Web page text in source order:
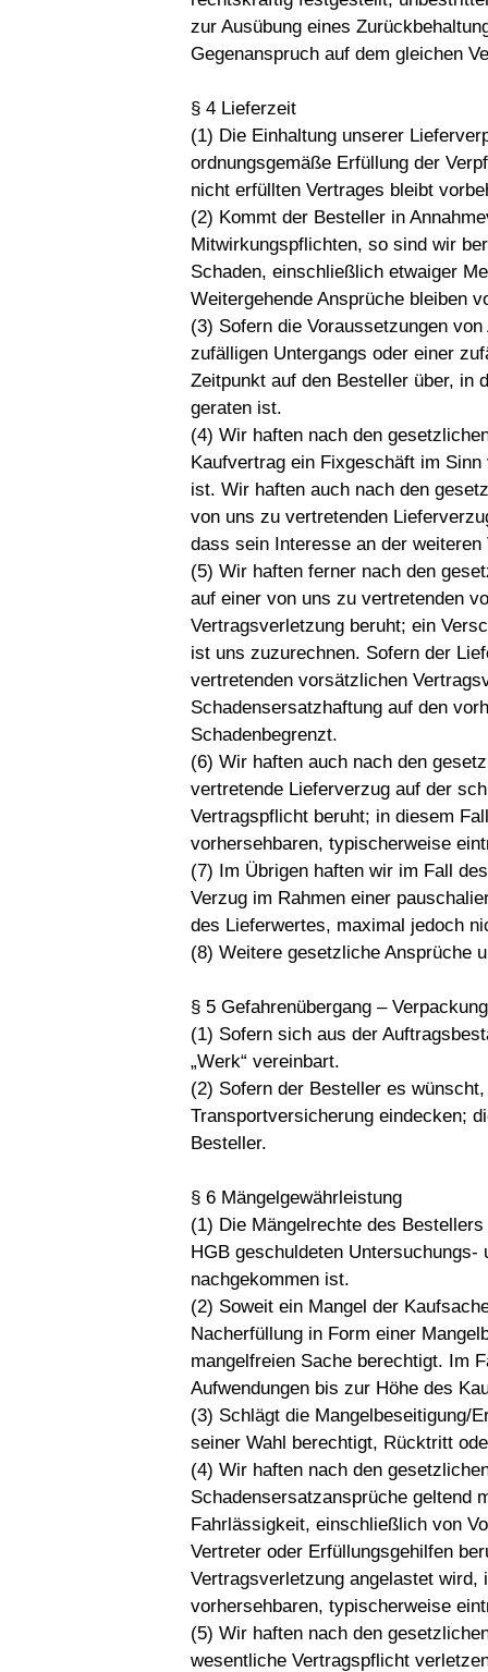
zur Ausübung eines
Gegenanspruch auf dem gleichen
§ 4 Lieferzeit
(1) Die Einhaltung unserer
ordnungsgemäße Erfüllung der
nicht erfüllten Vertrages bleibt
(2) Kommt der Besteller in
Mitwirkungspflichten, so sind wir
Schaden, einschließlich etwaiger
Weitergehende Ansprüche bleiben
(3) Sofern die Voraussetzungen
zufälligen Untergangs oder einer
Zeitpunkt auf den Besteller über, in
geraten ist.
(4) Wir haften nach den
Kaufvertrag ein Fixgeschäft im
ist. Wir haften auch nach den
von uns zu vertretenden
dass sein Interesse an der
(5) Wir haften ferner nach den
auf einer von uns zu vertretenden
Vertragsverletzung beruht; ein
ist uns zuzurechnen. Sofern der
vertretenden vorsätzlichen
Schadensersatzhaftung auf den
Schadenbegrenzt.
(6) Wir haften auch nach den
vertretende Lieferverzug auf der
Vertragspflicht beruht; in diesem
vorhersehbaren, typischerweise
(7) Im Übrigen haften wir im Fall
Verzug im Rahmen einer
des Lieferwertes, maximal jedoch
(8) Weitere gesetzliche Ansprüche
§ 5 Gefahrenübergang –
(1) Sofern sich aus der
„Werk“ vereinbart.
(2) Sofern der Besteller es
Transportversicherung eindecken;
Besteller.
§ 6 Mängelgewährleistung
(1) Die Mängelrechte des
HGB geschuldeten Untersuchungs-
nachgekommen ist.
(2) Soweit ein Mangel der
Nacherfüllung in Form einer
mangelfreien Sache berechtigt. Im
Aufwendungen bis zur Höhe des
(3) Schlägt die Mangelbeseitigung/
seiner Wahl berechtigt, Rücktritt
(4) Wir haften nach den
Schadensersatzansprüche geltend
Fahrlässigkeit, einschließlich von
Vertreter oder Erfüllungsgehilfen
Vertragsverletzung angelastet
vorhersehbaren, typischerweise
(5) Wir haften nach den
wesentliche Vertragspflicht